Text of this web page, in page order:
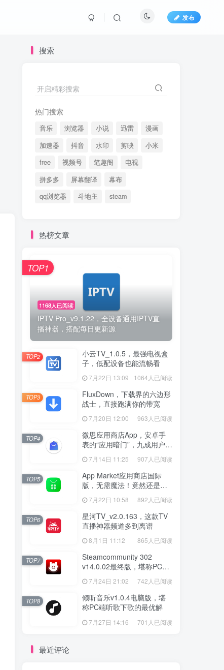
发布
搜索
开启精彩搜索
热门搜索
音乐 浏览器 小说 迅雷
漫画
加速器
抖音 水印 剪映
小米
free
视频号 笔趣阁
电视
拼多多
屏幕翻译
幕布
qq浏览器
斗地主 steam
热榜文章
1168人已阅读
IPTV Pro_v9.1.22，全设备通用IPTV直
播神器，搭配每日更新源
TOP1
小云TV_1.0.5，最强电视盒
子，低配设备也能流畅看
7月22日 13:09 1064人已阅读
TOP2
FluxDown，下载界的六边形
战士，直接跑满你的带宽
7月20日 12:00 963人已阅读
TOP3
微思应用商店App，安卓手
表的“应用暗门”，九成用户还
没发现
7月14日 11:25 907人已阅读
TOP4
App Market应用商店国际
版，无需魔法！竟然还是大
厂出品？
7月22日 10:58 892人已阅读
TOP5
星河TV_v2.0.163，这款TV
直播神器频道多到离谱
8月1日 11:12 865人已阅读
TOP6
Steamcommunity 302
v14.0.02最终版，堪称PC玩
家必备的网络工具箱
7月24日 21:02 742人已阅读
TOP7
倾听音乐v1.0.4电脑版，堪
称PC端听歌下歌的最优解
7月27日 14:16 701人已阅读
TOP8
最近评论